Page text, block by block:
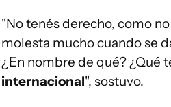
"No tenés derecho, como
molesta mucho cuando se
¿En nombre de qué? ¿Qué
internacional", sostuvo.